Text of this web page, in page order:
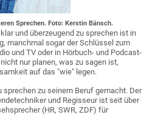
Sprechen. Foto: Kerstin Bänsch.
und überzeugend zu sprechen ist in
manchmal sogar der Schlüssel zum
und TV oder in Hörbuch- und Podcast-
nur planen, was zu sagen ist,
auf das "wie" legen.
sprechen zu seinem Beruf gemacht. Der
und Regisseur ist seit über
(HR, SWR, ZDF) für